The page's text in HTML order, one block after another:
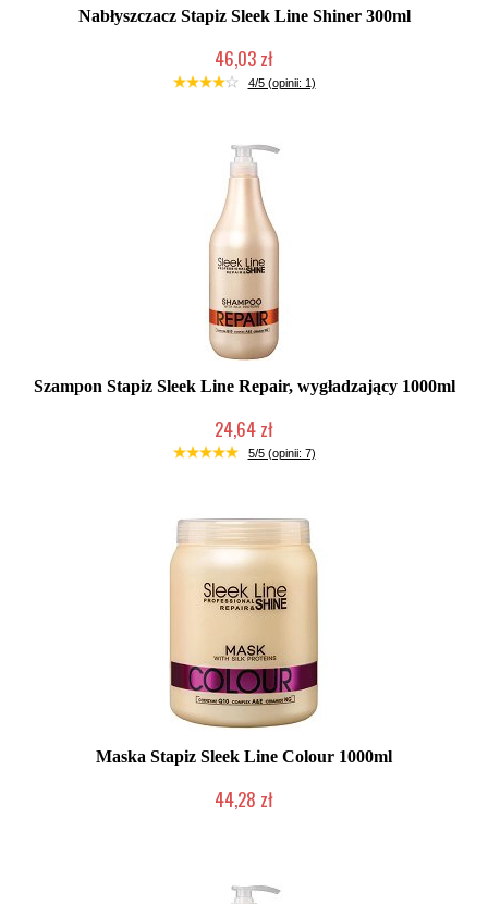
Nabłyszczacz Stapiz Sleek Line Shiner 300ml
46,03 zł
Duża ilość (wysyłka w 24h)
4/5 (opinii: 1)
Szampon Stapiz Sleek Line Repair, wygładzający 1000ml
24,64 zł
Duża ilość (wysyłka w 24h)
5/5 (opinii: 7)
Maska Stapiz Sleek Line Colour 1000ml
44,28 zł